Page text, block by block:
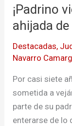
¡Padrino
ahijada
Destacadas,
Navarro
Por casi siete
sometida a
parte de su
enterarse de lo
Abusaba
de
ahijada
de
6
años
en
Pamplona